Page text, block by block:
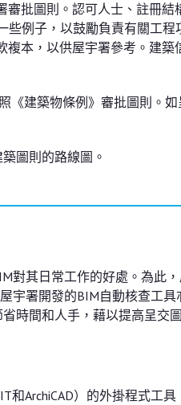
批圖則。認可人士、註冊結
些例子，以鼓勵負責有關工程
本，以供屋宇署參考。建築
《建築物條例》審批圖則。
圖則的路線圖。
對其日常工作的好處。為此
宇署開發的BIM自動核查工具
時間和人手，藉以提高呈交
ArchiCAD）的外掛程式工